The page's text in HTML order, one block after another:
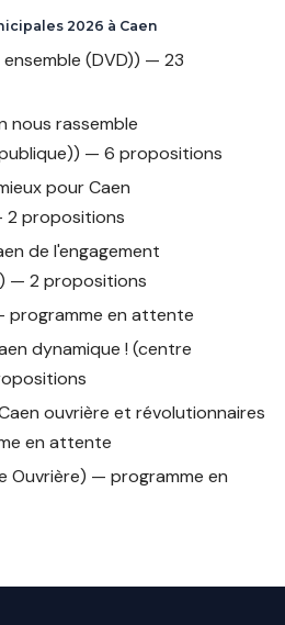
2026 à Caen
ensemble (DVD)) — 23
nous rassemble
publique)) — 6 propositions
pour Caen
2 propositions
de l'engagement
— 2 propositions
programme en attente
dynamique ! (centre
ouvrière et révolutionnaires
en attente
Ouvrière) — programme en